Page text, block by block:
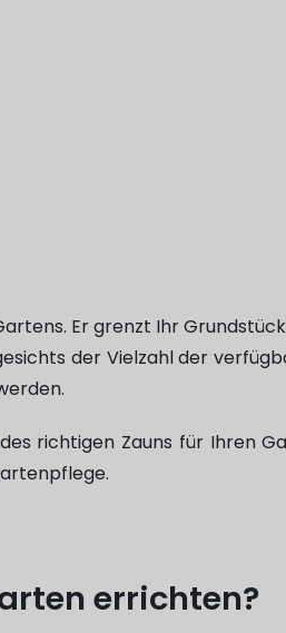
Er grenzt Ihr
der Vielzahl der
richtigen Zauns für Ihren
errichten?